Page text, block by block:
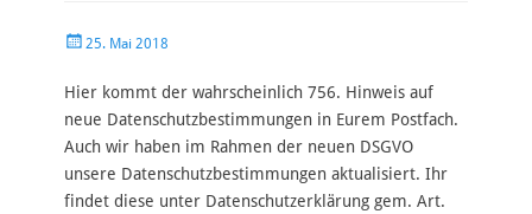
Veröffentlicht
25. Mai 2018
Hier kommt der wahrscheinlich 756. Hinweis auf
neue Datenschutzbestimmungen in Eurem Postfach.
Auch wir haben im Rahmen der neuen DSGVO
unsere Datenschutzbestimmungen aktualisiert. Ihr
findet diese unter Datenschutzerklärung gem. Art.